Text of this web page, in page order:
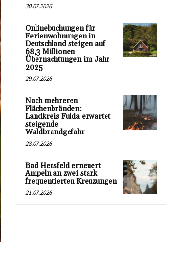
30.07.2026
Onlinebuchungen für
Ferienwohnungen in
Deutschland steigen auf
68,3 Millionen
Übernachtungen im Jahr
2025
29.07.2026
Nach mehreren
Flächenbränden:
Landkreis Fulda erwartet
steigende
Waldbrandgefahr
28.07.2026
Bad Hersfeld erneuert
Ampeln an zwei stark
frequentierten Kreuzungen
21.07.2026